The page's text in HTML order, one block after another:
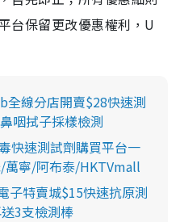
台保留更改優惠權利，U
全線分店開賣$28快速測
咽拭子採樣檢測
快速測試劑購買平台一
萬寧/阿布泰/HKTVmall
子特賣城$15快速抗原測
3支檢測棒